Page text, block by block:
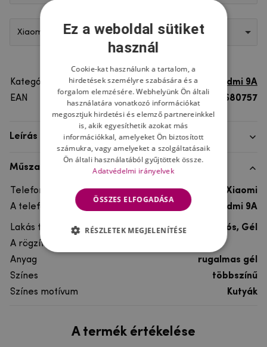
Xiaomi Redmi 9A
Kategória
Xiaomi Redmi 9A
EAN
8596579680757
Leírás
Műszaki adatok
Telefon márka
Xiaomi
A telefonmodellhez
Xiaomi Redmi 9A
Lakás típusa
Ultra tartós, Gél
A rögzítés típusa
Anyag
rugalmas gél
Színes
többszínű
Színes motívum
Kutyák
A termék értékelése
Ez a weboldal sütiket
használ
Cookie-kat használunk a tartalom, a
hirdetések személyre szabására és a
forgalom elemzésére. Webhelyünk Ön általi
használatára vonatkozó információkat
megosztjuk hirdetési és elemző partnereinkkel
is, akik egyesíthetik azokat más
információkkal, amelyeket Ön biztosított
számukra, vagy amelyeket a szolgáltatásaik
Ön általi használatából gyűjtöttek össze.
Adatvédelmi irányelvek
ÖSSZES ELFOGADÁSA
RÉSZLETEK MEGJELENÍTÉSE